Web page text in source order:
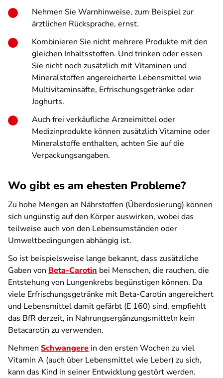
Nehmen Sie Warnhinweise, zum Beispiel zur
ärztlichen Rücksprache, ernst.
Kombinieren Sie nicht mehrere Produkte mit den
gleichen Inhaltsstoffen. Und trinken oder essen
Sie nicht noch zusätzlich mit Vitaminen und
Mineralstoffen angereicherte Lebensmittel wie
Multivitaminsäfte, Erfrischungsgetränke oder
Joghurts.
Auch frei verkäufliche Arzneimittel oder
Medizinprodukte können zusätzlich Vitamine oder
Mineralstoffe enthalten, achten Sie auf die
Verpackungsangaben.
Wo gibt es am ehesten Probleme?
Zu hohe Mengen an Nährstoffen (Überdosierung) können
sich ungünstig auf den Körper auswirken, wobei das
teilweise auch von den Lebensumständen oder
Umweltbedingungen abhängig ist.
So ist beispielsweise lange bekannt, dass zusätzliche
Gaben von Beta-Carotin bei Menschen, die rauchen, die
Entstehung von Lungenkrebs begünstigen können. Da
viele Erfrischungsgetränke mit Beta-Carotin angereichert
und Lebensmittel damit gefärbt (E 160) sind, empfiehlt
das BfR derzeit, in Nahrungsergänzungsmitteln kein
Betacarotin zu verwenden.
Nehmen Schwangere in den ersten Wochen zu viel
Vitamin A (auch über Lebensmittel wie Leber) zu sich,
kann das Kind in seiner Entwicklung gestört werden.